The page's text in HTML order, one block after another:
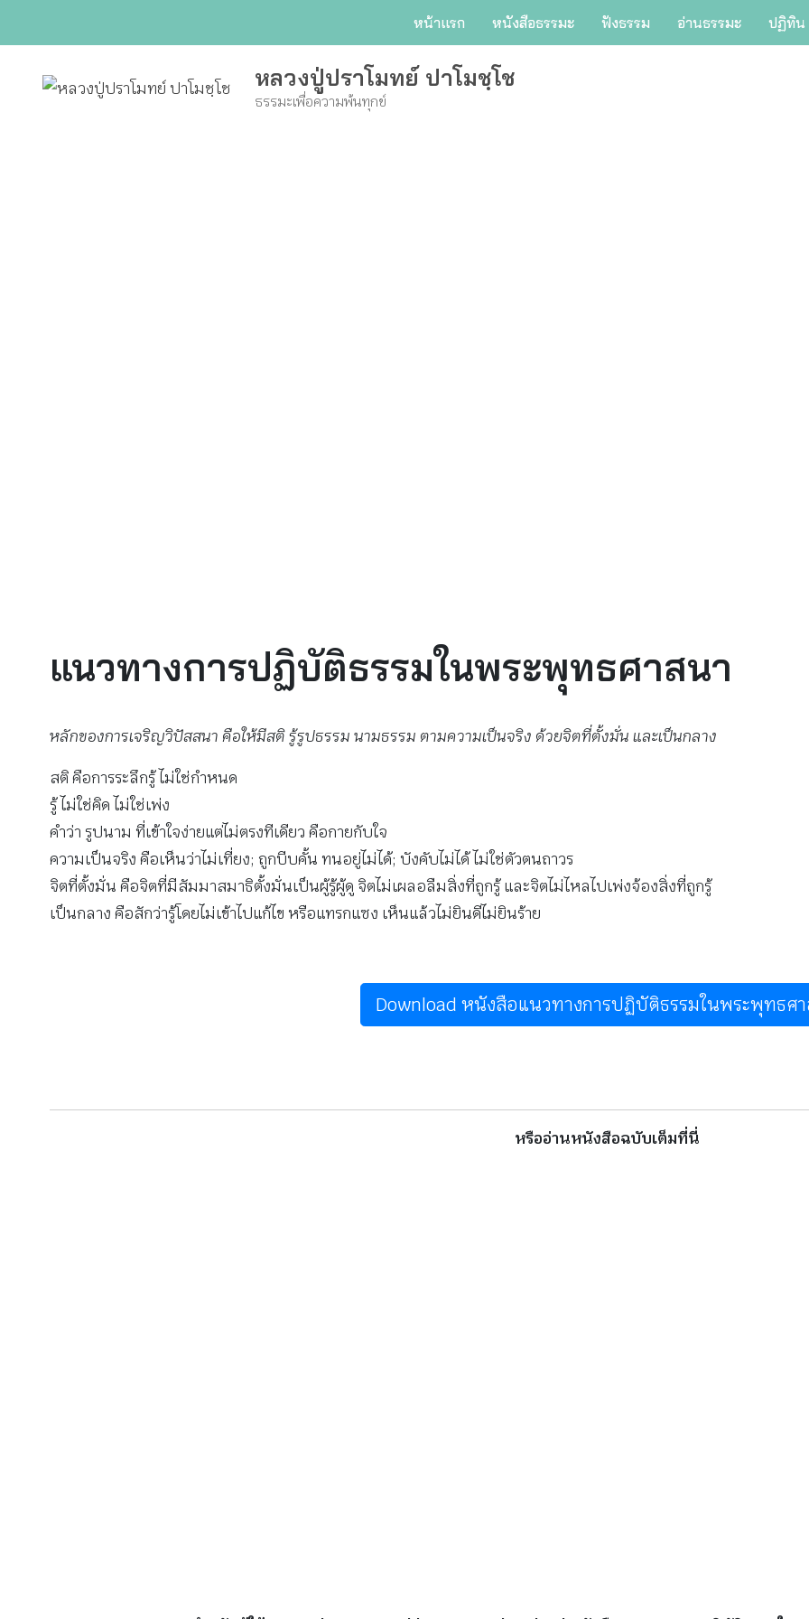
หน้าแรก หนังสือธรรมะ ฟังธรรม อ่านธรรมะ ปฏิทิน
หลวงปู่ปราโมทย์ ปาโมชฺโช
ธรรมะเพื่อความพ้นทุกข์
แนวทางการปฏิบัติธรรมในพระพุทธศาสนา
หลักของการเจริญวิปัสสนา คือให้มีสติ รู้รูปธรรม นามธรรม ตามความเป็นจริง ด้วยจิตที่ตั้งมั่น และเป็นกลาง
สติ คือการระลึกรู้ ไม่ใช่กำหนด
รู้ ไม่ใช่คิด ไม่ใช่เพ่ง
คำว่า รูปนาม ที่เข้าใจง่ายแต่ไม่ตรงทีเดียว คือกายกับใจ
ความเป็นจริง คือเห็นว่าไม่เที่ยง; ถูกบีบคั้น ทนอยู่ไม่ได้; บังคับไม่ได้ ไม่ใช่ตัวตนถาวร
จิตที่ตั้งมั่น คือจิตที่มีสัมมาสมาธิตั้งมั่นเป็นผู้รู้ผู้ดู จิตไม่เผลอลืมสิ่งที่ถูกรู้ และจิตไม่ไหลไปเพ่งจ้องสิ่งที่ถูกรู้
เป็นกลาง คือสักว่ารู้โดยไม่เข้าไปแก้ไข หรือแทรกแซง เห็นแล้วไม่ยินดีไม่ยินร้าย
Download หนังสือแนวทางการปฏิบัติธรรมในพระพุทธศ
หรืออ่านหนังสือฉบับเต็มที่นี่